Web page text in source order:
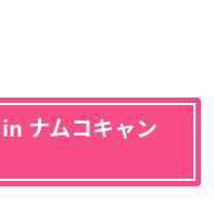
ナムコキャン